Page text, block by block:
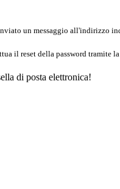
un messaggio all'indirizzo
il reset della password tramite la
di posta elettronica!